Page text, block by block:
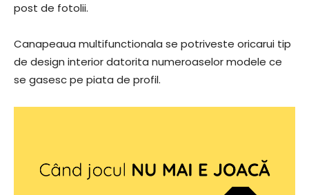
post de fotolii.
Canapeaua multifunctionala se potriveste oricarui tip
de design interior datorita numeroaselor modele ce
se gasesc pe piata de profil.